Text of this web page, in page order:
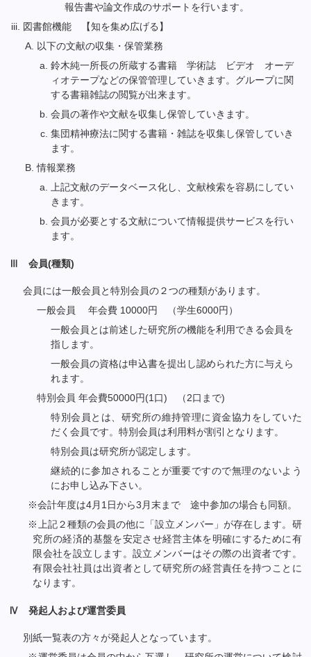
報告書や論文作成のサポートを行います。
図書館機能 【知を集め広げる】
以下の文献の収集・保管業務
鈴木純一所長の所蔵する書籍 学術誌 ビデオ オーデ
ィオテープなどの保管管理していきます。グループに関
する書籍雑誌の閲覧が出来ます。
会員の著作や文献を収集し保管していきます。
集団精神療法に関する書籍・雑誌を収集し保管していき
ます。
情報業務
上記文献のデータベース化し、文献検索を容易にしてい
きます。
会員が必要とする文献について情報提供サービスを行い
ます。
Ⅲ 会員(種類)
会員には一般会員と特別会員の２つの種類があります。
一般会員 年会費 10000円
（学生6000円）
一般会員とは前述した研究所の機能を利用できる会員を
指します。
一般会員の資格は申込書を提出し認められた方に与えら
れます。
特別会員 年会費50000円(1口) （2口まで)
特別会員とは、研究所の維持管理に資金協力をしていた
だく会員です。特別会員は利用料が割引となります。
特別会員は研究所が認定します。
継続的に参加されることが重要ですので無理のないよう
にお申し込み下さい。
※会計年度は4月1日から3月末まで 途中参加の場合も同額。
※上記２種類の会員の他に「設立メンバー」が存在します。研
究所の経済的基盤を安定させ経営主体を明確にするために有
限会社を設立します。設立メンバーはその際の出資者です。
有限会社社員は出資者として研究所の経営責任を持つことに
なります。
Ⅳ 発起人および運営委員
別紙一覧表の方々が発起人となっています。